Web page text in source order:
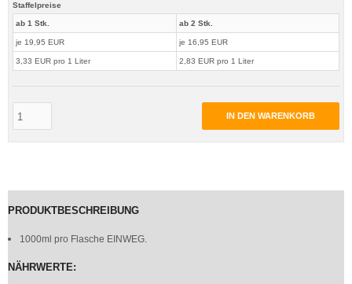
Staffelpreise
ab 1 Stk.
je 19,95 EUR
3,33 EUR pro 1 Liter
ab 2 Stk.
je 16,95 EUR
2,83 EUR pro 1 Liter
IN DEN WARENKORB
PRODUKTBESCHREIBUNG
1000ml pro Flasche EINWEG.
NÄHRWERTE: